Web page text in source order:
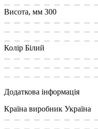
Висота, мм 300
Колір Білий
Додаткова інформація
Країна виробник Україна